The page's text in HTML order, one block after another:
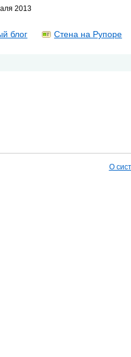
2013
блог Стена на Рупоре
О